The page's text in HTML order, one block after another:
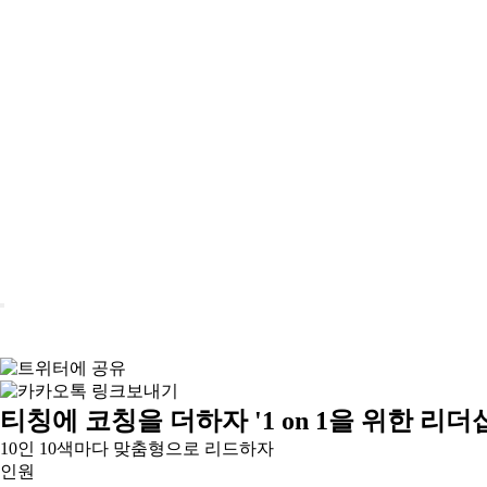
티칭에 코칭을 더하자 '1 on 1을 위한 리더
10인 10색마다 맞춤형으로 리드하자
인원